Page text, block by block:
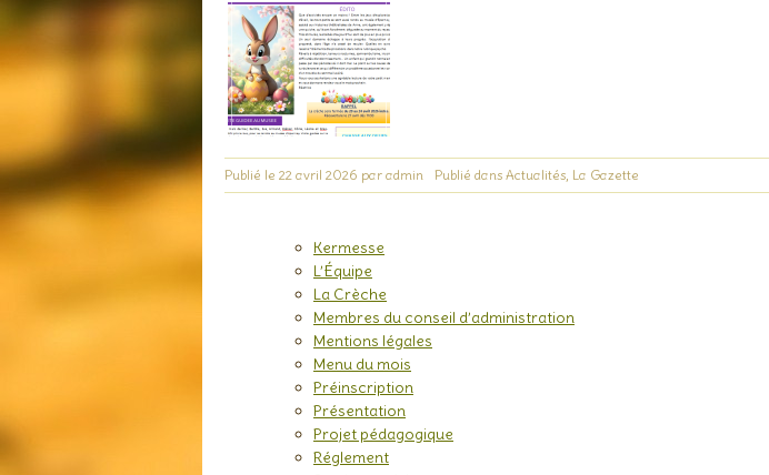
Publié le 22 avril 2026 par admin Publié dans Actualités, La Gazette
Kermesse
L’Équipe
La Crèche
Membres du conseil d’administration
Mentions légales
Menu du mois
Préinscription
Présentation
Projet pédagogique
Réglement